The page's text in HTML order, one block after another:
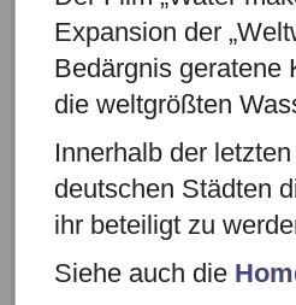
Expansion der
Bedärgnis geratene
die weltgrößten
Innerhalb der
deutschen Städten
ihr beteiligt zu
Siehe auch die